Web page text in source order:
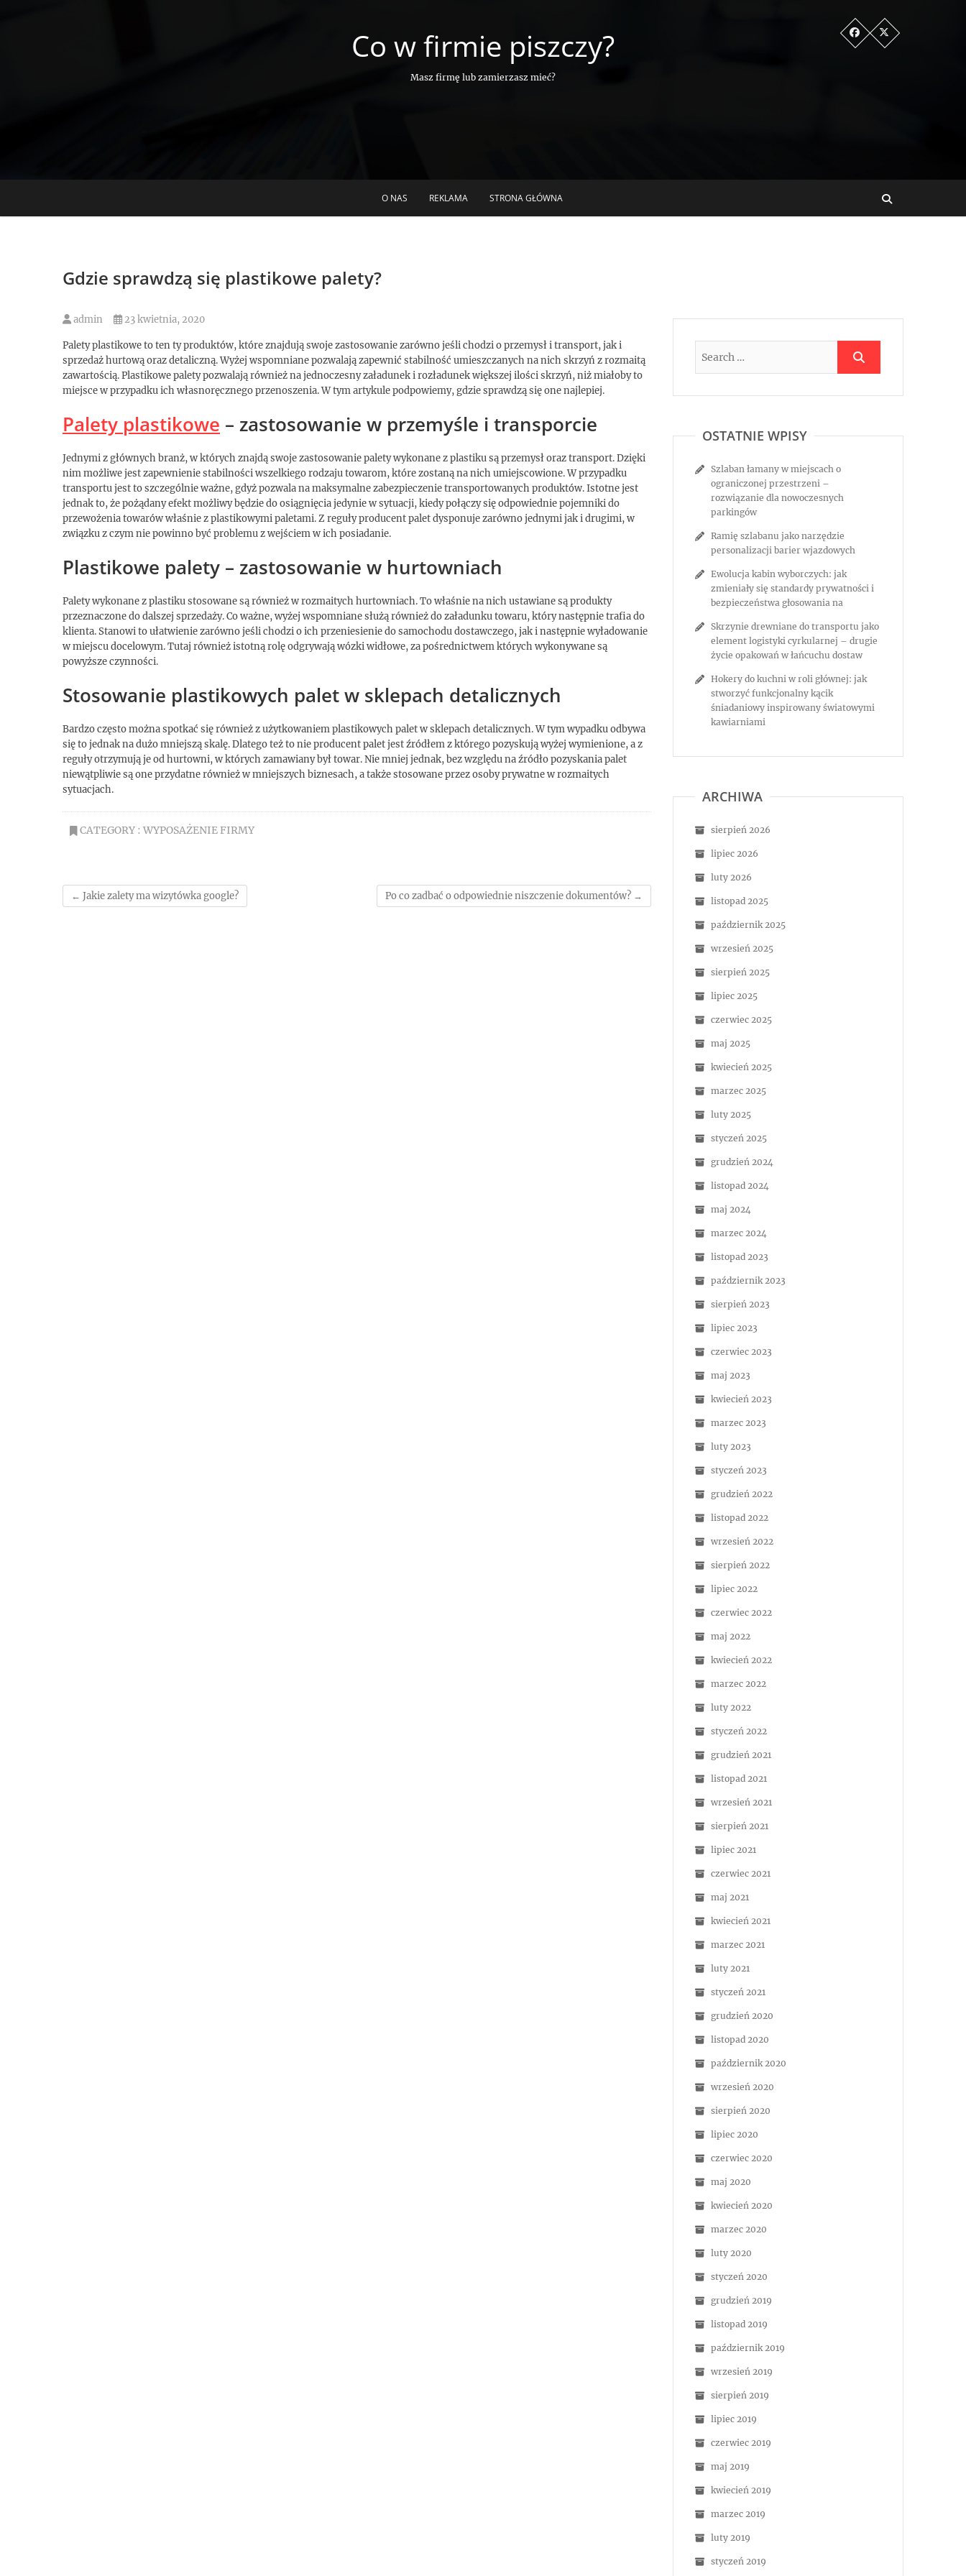
Co w firmie piszczy?
Masz firmę lub zamierzasz mieć?
O NAS REKLAMA STRONA GŁÓWNA
Gdzie sprawdzą się plastikowe palety?
admin 23 kwietnia, 2020
Palety plastikowe to ten ty produktów, które znajdują swoje zastosowanie zarówno jeśli chodzi o przemysł i transport, jak i
sprzedaż hurtową oraz detaliczną. Wyżej wspomniane pozwalają zapewnić stabilność umieszczanych na nich skrzyń z rozmaitą
zawartością. Plastikowe palety pozwalają również na jednoczesny załadunek i rozładunek większej ilości skrzyń, niż miałoby to
miejsce w przypadku ich własnoręcznego przenoszenia. W tym artykule podpowiemy, gdzie sprawdzą się one najlepiej.
Palety plastikowe – zastosowanie w przemyśle i transporcie
Jednymi z głównych branż, w których znajdą swoje zastosowanie palety wykonane z plastiku są przemysł oraz transport. Dzięki
nim możliwe jest zapewnienie stabilności wszelkiego rodzaju towarom, które zostaną na nich umiejscowione. W przypadku
transportu jest to szczególnie ważne, gdyż pozwala na maksymalne zabezpieczenie transportowanych produktów. Istotne jest
jednak to, że pożądany efekt możliwy będzie do osiągnięcia jedynie w sytuacji, kiedy połączy się odpowiednie pojemniki do
przewożenia towarów właśnie z plastikowymi paletami. Z reguły producent palet dysponuje zarówno jednymi jak i drugimi, w
związku z czym nie powinno być problemu z wejściem w ich posiadanie.
Plastikowe palety – zastosowanie w hurtowniach
Palety wykonane z plastiku stosowane są również w rozmaitych hurtowniach. To właśnie na nich ustawiane są produkty
przeznaczone do dalszej sprzedaży. Co ważne, wyżej wspomniane służą również do załadunku towaru, który następnie trafia do
klienta. Stanowi to ułatwienie zarówno jeśli chodzi o ich przeniesienie do samochodu dostawczego, jak i następnie wyładowanie
w miejscu docelowym. Tutaj również istotną rolę odgrywają wózki widłowe, za pośrednictwem których wykonywane są
powyższe czynności.
Stosowanie plastikowych palet w sklepach detalicznych
Bardzo często można spotkać się również z użytkowaniem plastikowych palet w sklepach detalicznych. W tym wypadku odbywa
się to jednak na dużo mniejszą skalę. Dlatego też to nie producent palet jest źródłem z którego pozyskują wyżej wymienione, a z
reguły otrzymują je od hurtowni, w których zamawiany był towar. Nie mniej jednak, bez względu na źródło pozyskania palet
niewątpliwie są one przydatne również w mniejszych biznesach, a także stosowane przez osoby prywatne w rozmaitych
sytuacjach.
CATEGORY : WYPOSAŻENIE FIRMY
← Jakie zalety ma wizytówka google? Po co zadbać o odpowiednie niszczenie dokumentów? →
OSTATNIE WPISY
Szlaban łamany w miejscach o
ograniczonej przestrzeni –
rozwiązanie dla nowoczesnych
parkingów
Ramię szlabanu jako narzędzie
personalizacji barier wjazdowych
Ewolucja kabin wyborczych: jak
zmieniały się standardy prywatności i
bezpieczeństwa głosowania na
Skrzynie drewniane do transportu jako
element logistyki cyrkularnej – drugie
życie opakowań w łańcuchu dostaw
Hokery do kuchni w roli głównej: jak
stworzyć funkcjonalny kącik
śniadaniowy inspirowany światowymi
kawiarniami
ARCHIWA
sierpień 2026
lipiec 2026
luty 2026
listopad 2025
październik 2025
wrzesień 2025
sierpień 2025
lipiec 2025
czerwiec 2025
maj 2025
kwiecień 2025
marzec 2025
luty 2025
styczeń 2025
grudzień 2024
listopad 2024
maj 2024
marzec 2024
listopad 2023
październik 2023
sierpień 2023
lipiec 2023
czerwiec 2023
maj 2023
kwiecień 2023
marzec 2023
luty 2023
styczeń 2023
grudzień 2022
listopad 2022
wrzesień 2022
sierpień 2022
lipiec 2022
czerwiec 2022
maj 2022
kwiecień 2022
marzec 2022
luty 2022
styczeń 2022
grudzień 2021
listopad 2021
wrzesień 2021
sierpień 2021
lipiec 2021
czerwiec 2021
maj 2021
kwiecień 2021
marzec 2021
luty 2021
styczeń 2021
grudzień 2020
listopad 2020
październik 2020
wrzesień 2020
sierpień 2020
lipiec 2020
czerwiec 2020
maj 2020
kwiecień 2020
marzec 2020
luty 2020
styczeń 2020
grudzień 2019
listopad 2019
październik 2019
wrzesień 2019
sierpień 2019
lipiec 2019
czerwiec 2019
maj 2019
kwiecień 2019
marzec 2019
luty 2019
styczeń 2019